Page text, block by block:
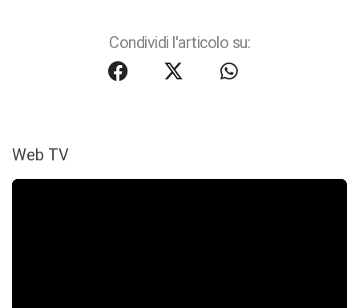
Condividi l'articolo su:
Web TV